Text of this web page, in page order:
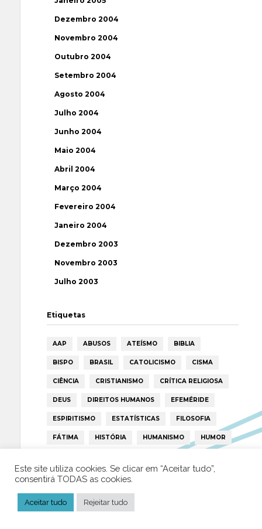
Dezembro 2004
Novembro 2004
Outubro 2004
Setembro 2004
Agosto 2004
Julho 2004
Junho 2004
Maio 2004
Abril 2004
Março 2004
Fevereiro 2004
Janeiro 2004
Dezembro 2003
Novembro 2003
Julho 2003
Etiquetas
AAP ABUSOS ATEÍSMO BIBLIA
BISPO BRASIL CATOLICISMO CISMA
CIÊNCIA CRISTIANISMO CRÍTICA RELIGIOSA
DEUS DIREITOS HUMANOS EFEMÉRIDE
ESPIRITISMO ESTATÍSTICAS FILOSOFIA
FÁTIMA HISTÓRIA HUMANISMO HUMOR
JESUS LAICIDADE
LIVRE-PENSAMENTO
MORAL MULHER
Este site utiliza cookies. Se clicar em “Aceitar tudo”,
consentirá TODAS as cookies.
Aceitar tudo Rejeitar tudo